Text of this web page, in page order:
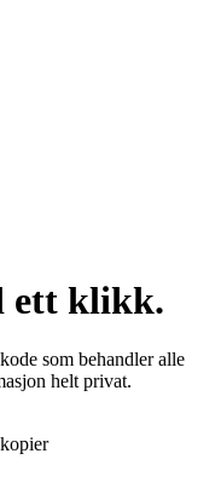
ett klikk.
som behandler alle
helt privat.